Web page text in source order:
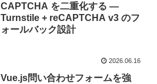
CAPTCHA を二重化する —
Turnstile + reCAPTCHA v3 のフ
ォールバック設計
2026.06.16
Vue.js問い合わせフォームを強